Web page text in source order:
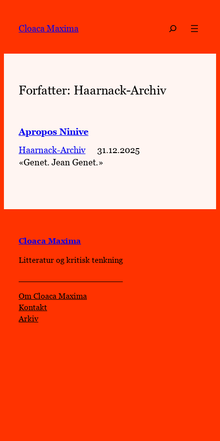
innhold
Cloaca Maxima
Søk
Forfatter: Haarnack-Archiv
Apropos Ninive
Haarnack-Archiv
31.12.2025
«Genet. Jean Genet.»
Cloaca Maxima
Litteratur og kritisk tenkning
Om Cloaca Maxima
Kontakt
Arkiv